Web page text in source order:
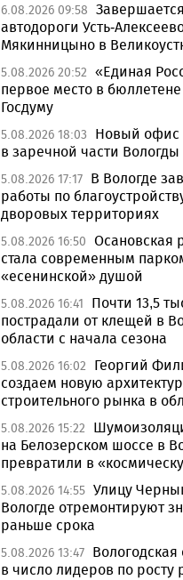
6.08.2026 09:58
автодороги Усть-
Мякинницыно в
5.08.2026 20:52 «Единая
первое место в
Госдуму
5.08.2026 18:03
Новый офис
в заречной части Вологды
5.08.2026 17:17 В Вологде
работы по
дворовых территориях
5.08.2026 16:50 Осановская
стала современным
«есенинской» душой
5.08.2026 16:41
Почти 13,5
пострадали от клещей в
области с начала сезона
5.08.2026 16:02
Георгий
создаем новую
строительного рынка в
5.08.2026 15:22
на Белозерском шоссе в
превратили в
5.08.2026 14:55 Улицу
Вологде отремонтируют
раньше срока
5.08.2026 13:47
в число лидеров по росту